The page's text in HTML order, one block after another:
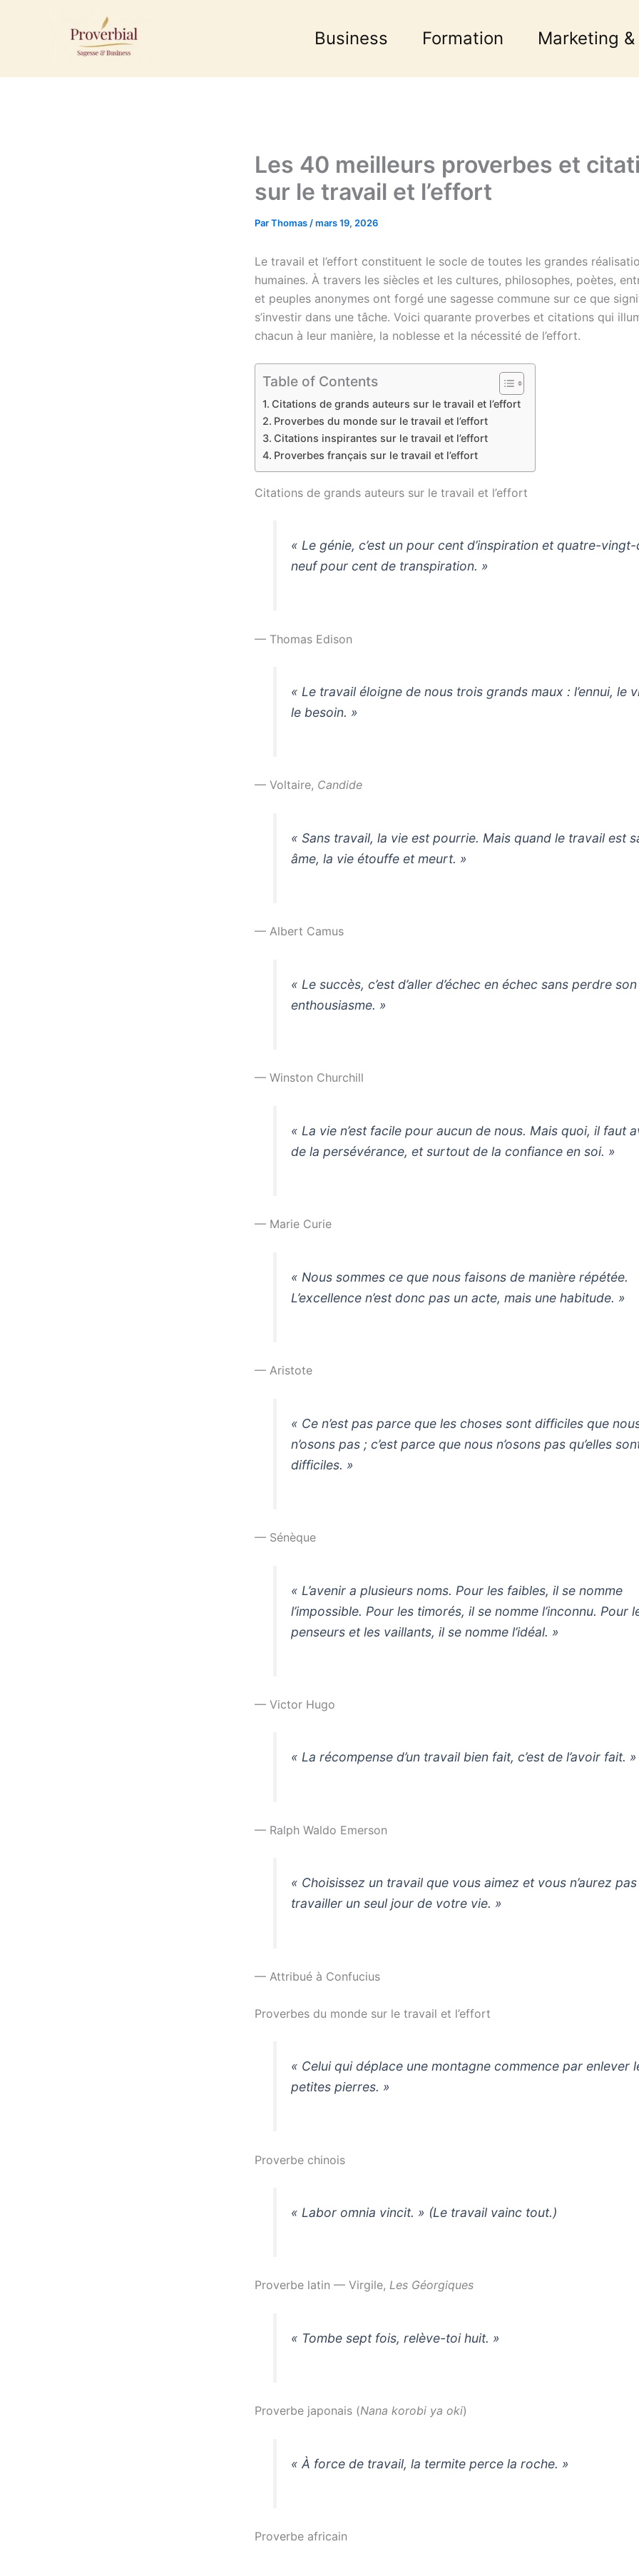
Business Formation Marketing
Les 40 meilleurs proverbes et
sur le travail et l’effort
ParThomas /mars 19, 2026
Le travail et l’effort constituent le socle de toutes les grandes
humaines. À travers les siècles et les cultures, philosophes, poètes,
et peuples anonymes ont forgé une sagesse commune sur ce que
s’investir dans une tâche. Voici quarante proverbes et citations qui
chacun à leur manière, la noblesse et la nécessité de l’effort.
Table of Contents
Citations de grands auteurs sur le travail et l’effort
Proverbes du monde sur le travail et l’effort
Citations inspirantes sur le travail et l’effort
Proverbes français sur le travail et l’effort
Citations de grands auteurs sur le travail et l’effort
« Le génie, c’est un pour cent d’inspiration et quatre-
neuf pour cent de transpiration. »
— Thomas Edison
« Le travail éloigne de nous trois grands maux : l’ennui, le
le besoin. »
— Voltaire, Candide
« Sans travail, la vie est pourrie. Mais quand le travail est
âme, la vie étouffe et meurt. »
— Albert Camus
« Le succès, c’est d’aller d’échec en échec sans perdre son
enthousiasme. »
— Winston Churchill
« La vie n’est facile pour aucun de nous. Mais quoi, il faut
de la persévérance, et surtout de la confiance en soi. »
— Marie Curie
« Nous sommes ce que nous faisons de manière répétée.
L’excellence n’est donc pas un acte, mais une habitude. »
— Aristote
« Ce n’est pas parce que les choses sont difficiles que
n’osons pas ; c’est parce que nous n’osons pas qu’elles
difficiles. »
— Sénèque
« L’avenir a plusieurs noms. Pour les faibles, il se nomme
l’impossible. Pour les timorés, il se nomme l’inconnu. Pour
penseurs et les vaillants, il se nomme l’idéal. »
— Victor Hugo
« La récompense d’un travail bien fait, c’est de l’avoir fait. »
— Ralph Waldo Emerson
« Choisissez un travail que vous aimez et vous n’aurez
travailler un seul jour de votre vie. »
— Attribué à Confucius
Proverbes du monde sur le travail et l’effort
« Celui qui déplace une montagne commence par enlever
petites pierres. »
Proverbe chinois
« Labor omnia vincit. » (Le travail vainc tout.)
Proverbe latin — Virgile, Les Géorgiques
« Tombe sept fois, relève-toi huit. »
Proverbe japonais (Nana korobi ya oki)
« À force de travail, la termite perce la roche. »
Proverbe africain